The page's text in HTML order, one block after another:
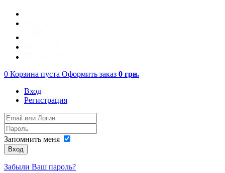
0 Корзина пуста Оформить заказ 0 грн.
Вход
Регистрация
Запомнить меня
Вход
Забыли Ваш пароль?